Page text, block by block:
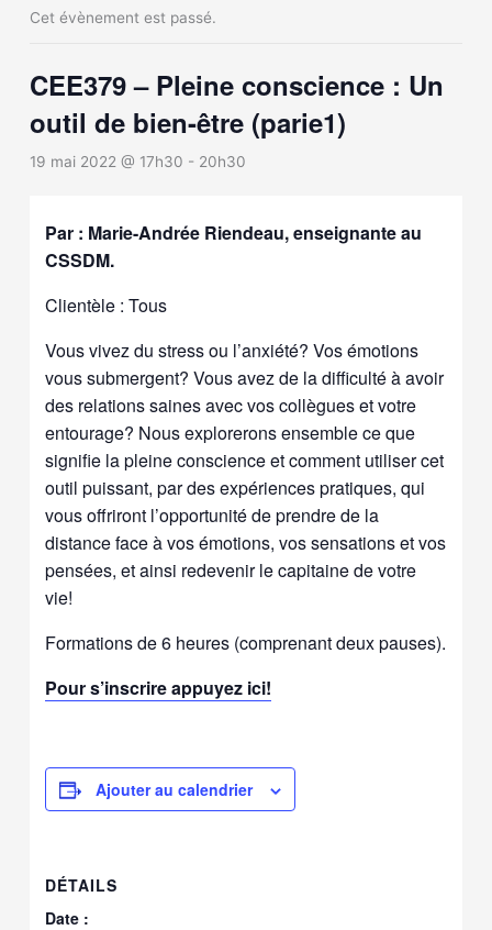
Cet évènement est passé.
CEE379 – Pleine conscience : Un
outil de bien-être (parie1)
19 mai 2022 @ 17h30 - 20h30
Par : Marie-Andrée Riendeau, enseignante au
CSSDM.
Clientèle : Tous
Vous vivez du stress ou l’anxiété? Vos émotions
vous submergent? Vous avez de la difficulté à avoir
des relations saines avec vos collègues et votre
entourage? Nous explorerons ensemble ce que
signifie la pleine conscience et comment utiliser cet
outil puissant, par des expériences pratiques, qui
vous offriront l’opportunité de prendre de la
distance face à vos émotions, vos sensations et vos
pensées, et ainsi redevenir le capitaine de votre
vie!
Formations de 6 heures (comprenant deux pauses).
Pour s’inscrire appuyez ici!
Ajouter au calendrier
DÉTAILS
Date :